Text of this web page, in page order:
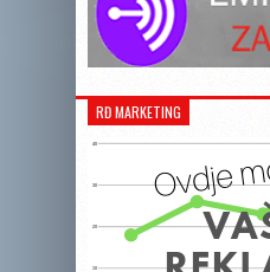
RĐ MARKETING